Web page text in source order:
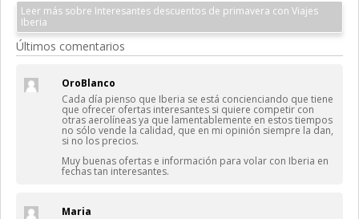
Leer más sobre Interesantes descuentos de primavera con Viajes
Iberia
Últimos comentarios
OroBlanco
Cada día pienso que Iberia se está concienciando que tiene
que ofrecer ofertas interesantes si quiere competir con
otras aerolíneas ya que lamentablemente en estos tiempos
no sólo vende la calidad, que en mi opinión siempre la dan,
si no los precios.
Muy buenas ofertas e información para volar con Iberia en
fechas tan interesantes.
Maria